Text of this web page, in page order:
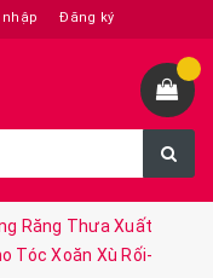
Đăng ký
Răng Thưa Xuất
Tóc Xoăn Xù Rối-